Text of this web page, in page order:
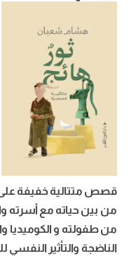
قصص متتالية خفيفة
من بين حياته مع أسرته
من طفولته و الكوميديا
الناضجة والتأثير